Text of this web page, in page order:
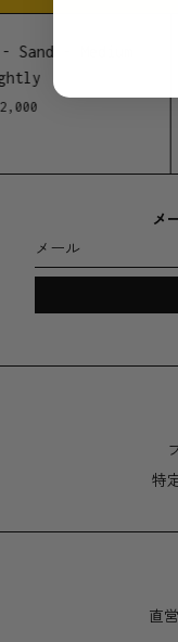
楽しいものにして
オーストラリア製
体塗装。室内屋外
ン。
素材
パウダーコートア
サイズ
Sand - Medium
メ
メール
特
直